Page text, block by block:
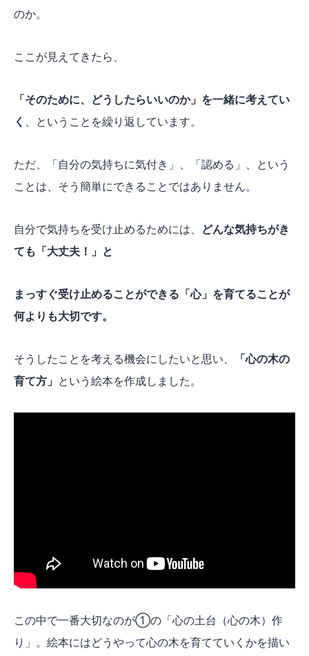
のか。
ここが見えてきたら、
「そのために、どうしたらいいのか」を一緒に考えてい
く 、ということを繰り返しています。
ただ、「自分の気持ちに気付き」、「認める」、という
ことは、そう簡単にできることではありません。
自分で気持ちを受け止めるためには、 どんな気持ちがき
ても「大丈夫！」と
まっすぐ受け止めることができる「心」を育てることが
何よりも大切です。
そうしたことを考える機会にしたいと思い、
「心の木の
育て方」 という絵本を作成しました。
この中で一番大切なのが①の「心の土台（心の木）作
り」。絵本にはどうやって心の木を育てていくかを描い